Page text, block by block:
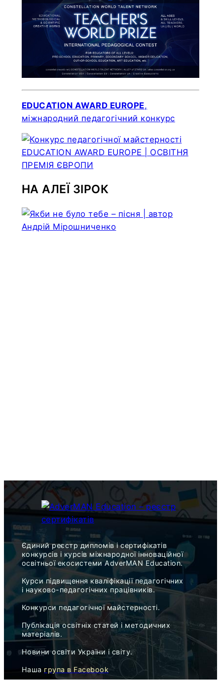
EDUCATION AWARD EUROPE,
міжнародний педагогічний конкурс
НА АЛЕЇ ЗІРОК
Єдиний реєстр дипломів і сертифікатів
конкурсів і курсів міжнародної інноваційної
освітньої екосистеми AdverMAN Education.
Курси підвищення кваліфікації педагогічних
і науково-педагогічних працівників.
Конкурси педагогічної майстерності.
Публікація освітніх статей і методичних
матеріалів.
Новини освіти України і світу.
Наша група в Facebook